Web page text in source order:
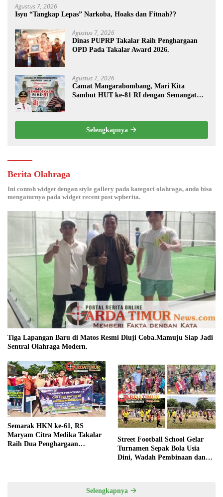
Agustus 7, 2026
Isyu “Tangkap Lepas” Narkoba, Hoaks dan Fitnah??
Agustus 7, 2026
Dinas PUPRP Takalar Raih Penghargaan
OPD Pada Takalar Award 2026.
Agustus 7, 2026
Camat Mangarabombang, Mari Kita
Sambut HUT ke-81 RI dengan Semangat
Selengkapnya
Berita Olahraga
Ini contoh widget dengan style gallery pada kategori olahraga, anda bisa
mengaturnya pada widget recent post wpberita.
Tiga Lapangan Baru di Matos Resmi Diuji Coba.Mamuju Siap Jadi
Sentral Olahraga Modern.
Semarak HKN ke-61, RS
Maryam Citra Medika Takalar
Raih Dua Penghargaan
Street Football School Gelar
Turnamen Sepak Bola Usia
Dini, Wadah Pembinaan dan
Selengkapnya